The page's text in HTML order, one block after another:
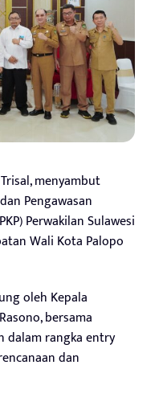
menyambut
Pengawasan
Perwakilan Sulawesi
Wali Kota Palopo
oleh Kepala
bersama
dalam rangka entry
dan